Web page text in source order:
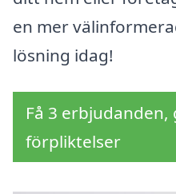
en mer
lösning idag!
Få 3
förpliktelser